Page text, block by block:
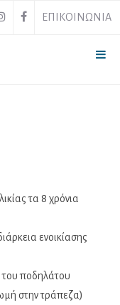
ΕΠΙΚΟΙΝΩΝΙΑ
τα 8 χρόνια
ενοικίασης
ποδηλάτου
στην τράπεζα)